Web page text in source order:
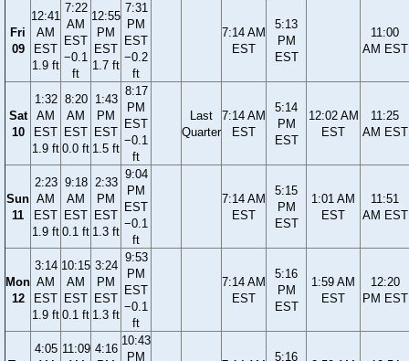
Fri
09
12:41
AM
EST
1.9 ft
7:22
AM
EST
−0.1
ft
12:55
PM
EST
1.7 ft
7:31
PM
EST
−0.2
ft
7:14 AM
EST
5:13
PM
EST
11:00
AM EST
Sat
10
1:32
AM
EST
1.9 ft
8:20
AM
EST
0.0 ft
1:43
PM
EST
1.5 ft
8:17
PM
EST
−0.1
ft
Last
Quarter
7:14 AM
EST
5:14
PM
EST
12:02 AM
EST
11:25
AM EST
Sun
11
2:23
AM
EST
1.9 ft
9:18
AM
EST
0.1 ft
2:33
PM
EST
1.3 ft
9:04
PM
EST
−0.1
ft
7:14 AM
EST
5:15
PM
EST
1:01 AM
EST
11:51
AM EST
Mon
12
3:14
AM
EST
1.9 ft
10:15
AM
EST
0.1 ft
3:24
PM
EST
1.3 ft
9:53
PM
EST
−0.1
ft
7:14 AM
EST
5:16
PM
EST
1:59 AM
EST
12:20
PM EST
4:05 11:09 4:16
10:43
PM
5:16